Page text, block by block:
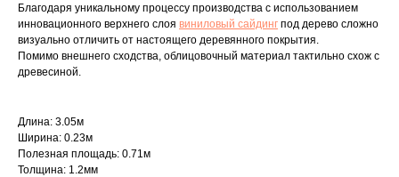
Благодаря уникальному процессу производства с использованием
инновационного верхнего слоя виниловый сайдинг под дерево сложно
визуально отличить от настоящего деревянного покрытия.
Помимо внешнего сходства, облицовочный материал тактильно схож с
древесиной.
Длина: 3.05м
Ширина: 0.23м
Полезная площадь: 0.71м
Толщина: 1.2мм